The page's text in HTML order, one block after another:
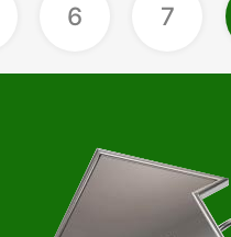
6 7